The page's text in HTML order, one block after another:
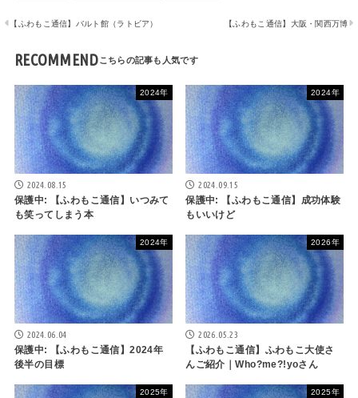
【ふわもこ通信】バルト館（ラトビア） 【ふわもこ通信】大阪・関西万博
RECOMMEND
2024年
2024.08.15
保護中: 【ふわもこ通信】いつみて
も笑ってしまう本
2024年
2024.09.15
保護中: 【ふわもこ通信】成功体験
もいいけど
2024年
2024.06.04
保護中: 【ふわもこ通信】2024年
後半の目標
2026年
2026.05.23
【ふわもこ通信】ふわもこ大使さ
んご紹介｜Who?me?!yoさん
2025年 2025年